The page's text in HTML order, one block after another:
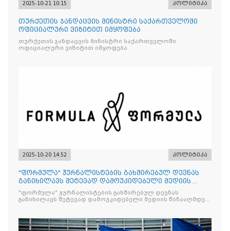
2025-10-21 10:15 პოლიტიკა
თურქეთის ჯანდაცვის მინისტრი საქართველოში
ოფიციალური ვიზიტით იმყოფება
თურქეთის ჯანდაცვის მინისტრი საქართველოში
ოფიციალური ვიზიტით იმყოფება
2025-10-20 14:52 პოლიტიკა
"ფორმულა" ჟურნალისტების გახშირებულ დევნას
განიხილავს შეტევად დამოუკიდებელი მედიის
წინააღმდ
"ფორმულა" ჟურნალისტების გახშირებულ დევნას
განიხილავს შეტევად დამოუკიდებელი მედიის წინააღმდეგ,